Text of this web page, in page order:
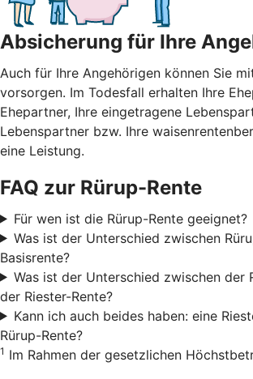
Absicherung für Ihre
Auch für Ihre Angehörigen können Sie
vorsorgen. Im Todesfall erhalten Ihre
Ehepartner, Ihre eingetragene
Lebenspartner bzw. Ihre
eine Leistung.
FAQ zur Rürup-Rente
Für wen ist die Rürup-Rente geeignet?
Was ist der Unterschied zwischen
Basisrente?
Was ist der Unterschied zwischen der
der Riester-Rente?
Kann ich auch beides haben: eine
Rürup-Rente?
1 Im Rahmen der gesetzlichen